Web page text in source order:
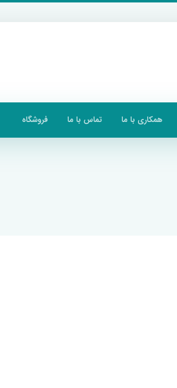
همکاری با ما تماس با ما فروشگاه